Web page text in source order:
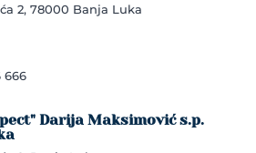
2, 78000 Banja Luka
666
Darija Maksimović s.p.